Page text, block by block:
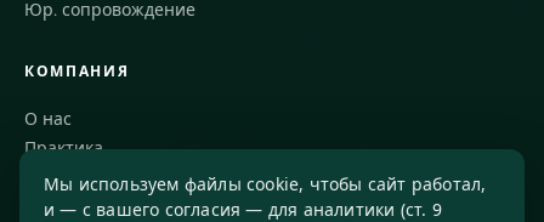
Юр. сопровождение
КОМПАНИЯ
О нас
Практика
Блог
Команда
Мы используем файлы cookie, чтобы сайт работал,
и — с вашего согласия — для аналитики (ст. 9